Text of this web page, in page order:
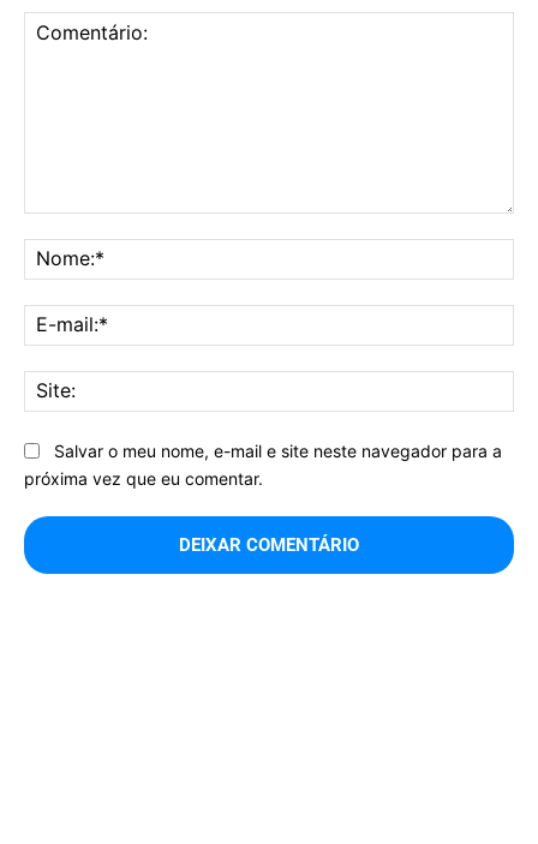
Salvar o meu nome, e-mail e site neste navegador para a
próxima vez que eu comentar.